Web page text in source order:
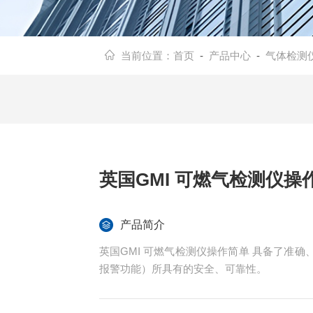
当前位置： 首页 - 产品中心- 气体检测
英国GMI 可燃气检测仪操
产品简介
英国GMI 可燃气检测仪操作简单 具备了准确
报警功能）所具有的安全、可靠性。